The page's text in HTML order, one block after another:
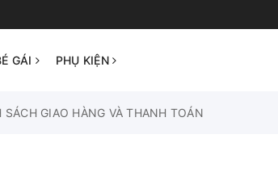
GÁI PHỤ KIỆN
SÁCH GIAO HÀNG VÀ THANH TOÁN